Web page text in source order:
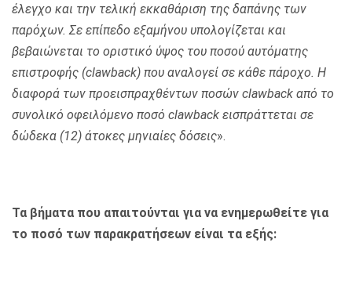
έλεγχο και την τελική εκκαθάριση της δαπάνης των
παρόχων. Σε επίπεδο εξαμήνου υπολογίζεται και
βεβαιώνεται το οριστικό ύψος του ποσού αυτόματης
επιστροφής (clawback) που αναλογεί σε κάθε πάροχο. Η
διαφορά των προεισπραχθέντων ποσών clawback από το
συνολικό οφειλόμενο ποσό clawback εισπράττεται σε
δώδεκα (12) άτοκες μηνιαίες δόσεις».
Τα βήματα που απαιτούνται για να ενημερωθείτε για
το ποσό των παρακρατήσεων είναι τα εξής: